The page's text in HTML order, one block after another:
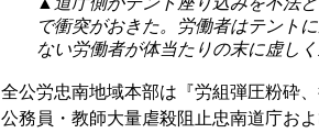
で衝突がおきた。労働者はテント
ない労働者が体当たりの末に虚しく
全公労忠南地域本部は『労組弾圧粉砕
公務員・教師大量虐殺阻止忠南道庁お